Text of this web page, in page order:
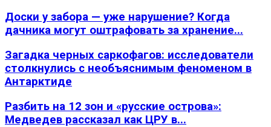
Доски у забора — уже нарушение? Когда
дачника могут оштрафовать за хранение...
Загадка черных саркофагов: исследователи
столкнулись с необъяснимым феноменом в
Антарктиде
Разбить на 12 зон и «русские острова»:
Медведев рассказал как ЦРУ в...